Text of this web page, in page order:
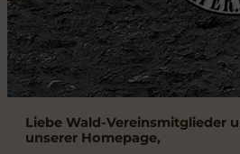
Liebe Wald-Vereinsmitglieder
unserer Homepage,